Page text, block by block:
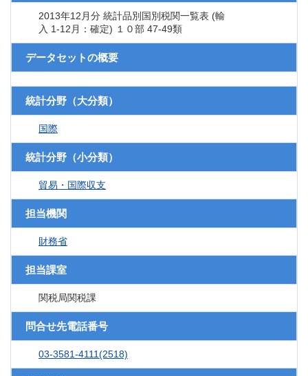
2013年12月分 統計品別国別税関一覧表 (輸
入 1-12月：確定) １０部 47-49類
データセットの概要
統計分野（大分類）
国際
統計分野（小分類）
貿易・国際収支
担当機関
財務省
担当課室
関税局関税課
問合せ先電話番号
03-3581-4111(2518)